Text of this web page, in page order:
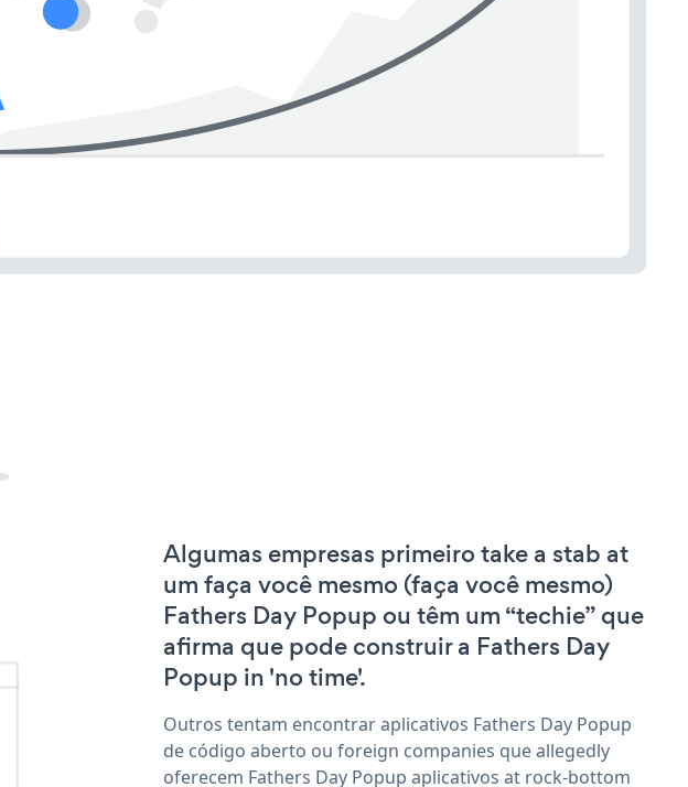
Algumas empresas primeiro take a stab at
um faça você mesmo (faça você mesmo)
Fathers Day Popup ou têm um “techie” que
afirma que pode construir a Fathers Day
Popup in 'no time'.
Outros tentam encontrar aplicativos Fathers Day Popup
de código aberto ou foreign companies que allegedly
oferecem Fathers Day Popup aplicativos at rock-bottom